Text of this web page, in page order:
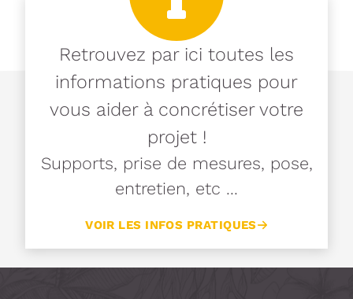
Retrouvez par ici toutes les
informations pratiques pour
vous aider à concrétiser votre
projet !
Supports, prise de mesures, pose,
entretien, etc ...
VOIR LES INFOS PRATIQUES